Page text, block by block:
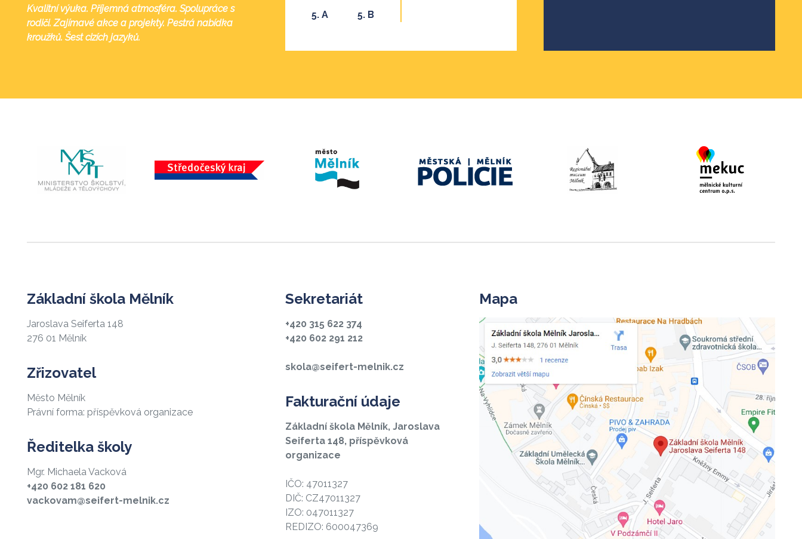
Kvalitní výuka. Příjemná atmosféra. Spolupráce s
rodiči. Zajímavé akce a projekty. Pestrá nabídka
kroužků. Šest cizích jazyků.
5. A 5. B
Základní škola Mělník
Jaroslava Seiferta 148
276 01 Mělník
Zřizovatel
Město Mělník
Právní forma: příspěvková organizace
Ředitelka školy
Mgr. Michaela Vacková
+420 602 181 620
vackovam@seifert-melnik.cz
Sekretariát
+420 315 622 374
+420 602 291 212
skola@seifert-melnik.cz
Fakturační údaje
Základní škola Mělník, Jaroslava
Seiferta 148, příspěvková
organizace
IČO: 47011327
DIČ: CZ47011327
IZO: 047011327
REDIZO: 600047369
Mapa